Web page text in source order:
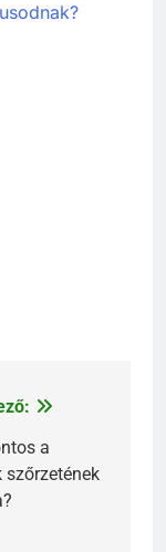
a
szőrzetének